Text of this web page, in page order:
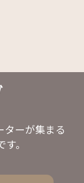
ターが集まる
。